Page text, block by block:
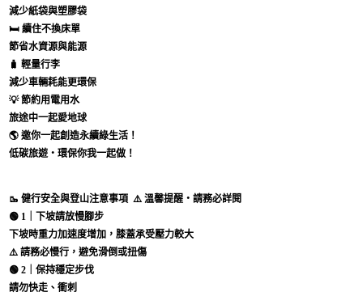
減少紙袋與塑膠袋
🛏續住不換床單
節省水資源與能源
🧳輕量行李
減少車輛耗能更環保
💡節約用電用水
旅途中一起愛地球
🌎邀你一起創造永續綠生活！
低碳旅遊・環保你我一起做！
🥾 健行安全與登山注意事項 ⚠️ 溫馨提醒・請務必詳閱
🟢 1｜下坡請放慢腳步
下坡時重力加速度增加，膝蓋承受壓力較大
⚠️ 請務必慢行，避免滑倒或扭傷
🟢2｜保持穩定步伐
請勿快走、衝刺